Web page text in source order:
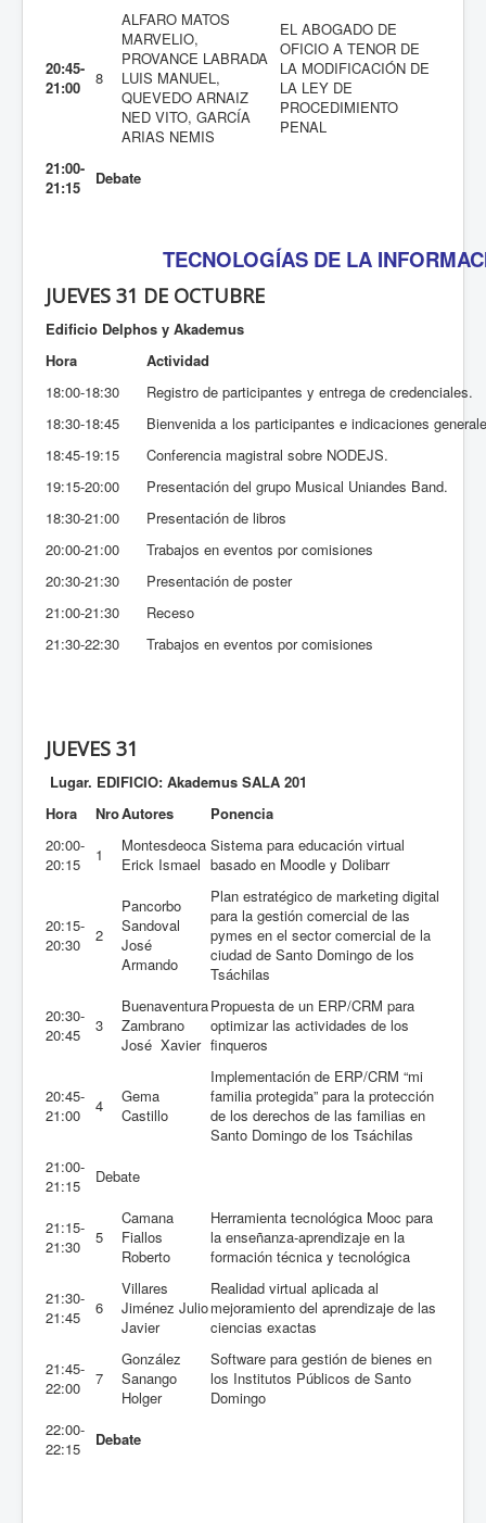
20:45-
21:00
8
ALFARO MATOS
MARVELIO,
PROVANCE LABRADA
LUIS MANUEL,
QUEVEDO ARNAIZ
NED VITO, GARCÍA
ARIAS NEMIS
EL ABOGADO DE
OFICIO A TENOR DE
LA MODIFICACIÓN DE
LA LEY DE
PROCEDIMIENTO
PENAL
21:00-
21:15
Debate
TECNOLOGÍAS DE LA
JUEVES 31 DE OCTUBRE
Edificio Delphos y Akademus
Hora
Actividad
18:00-18:30
Registro de participantes y entrega de credenciales.
18:30-18:45
Bienvenida a los participantes e indicaciones
18:45-19:15
Conferencia magistral sobre NODEJS.
19:15-20:00
Presentación del grupo Musical Uniandes Band.
18:30-21:00
Presentación de libros
20:00-21:00
Trabajos en eventos por comisiones
20:30-21:30
Presentación de poster
21:00-21:30
Receso
21:30-22:30
Trabajos en eventos por comisiones
JUEVES 31
Lugar. EDIFICIO: Akademus SALA 201
Hora
NroAutores
Ponencia
20:00-
20:15
1
Montesdeoca
Erick Ismael
Sistema para educación virtual
basado en Moodle y Dolibarr
20:15-
20:30
2
Pancorbo
Sandoval
José
Armando
Plan estratégico de marketing digital
para la gestión comercial de las
pymes en el sector comercial de la
ciudad de Santo Domingo de los
Tsáchilas
20:30-
20:45
3
Buenaventura
Zambrano
José Xavier
Propuesta de un ERP/CRM para
optimizar las actividades de los
finqueros
20:45-
21:00
4
Gema
Castillo
Implementación de ERP/CRM “mi
familia protegida” para la protección
de los derechos de las familias en
Santo Domingo de los Tsáchilas
21:00-
21:15
Debate
21:15-
21:30
5
Camana
Fiallos
Roberto
Herramienta tecnológica Mooc para
la enseñanza-aprendizaje en la
formación técnica y tecnológica
21:30-
21:45
6
Villares
Jiménez Julio
Javier
Realidad virtual aplicada al
mejoramiento del aprendizaje de las
ciencias exactas
21:45-
22:00
7
González
Sanango
Holger
Software para gestión de bienes en
los Institutos Públicos de Santo
Domingo
22:00-
22:15
Debate